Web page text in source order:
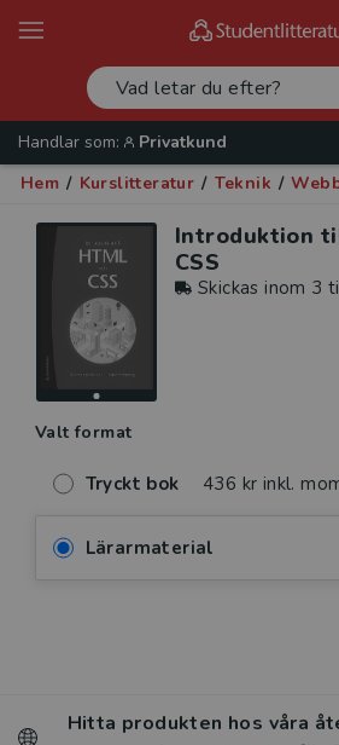
Handlar som:
Privatkund
Hem / Kurslitteratur / Teknik /
Introduktion
CSS
Skickas inom 3
Valt format
Tryckt bok 436 kr inkl.
Lärarmaterial
Hitta produkten hos våra